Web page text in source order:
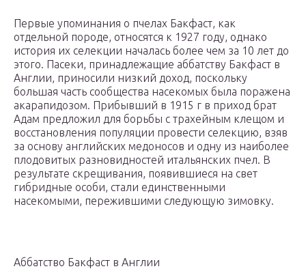
Первые упоминания о пчелах Бакфаст, как
отдельной породе, относятся к 1927 году, однако
история их селекции началась более чем за 10 лет до
этого. Пасеки, принадлежащие аббатству Бакфаст в
Англии, приносили низкий доход, поскольку
большая часть сообщества насекомых была поражена
акарапидозом. Прибывший в 1915 г в приход брат
Адам предложил для борьбы с трахейным клещом и
восстановления популяции провести селекцию, взяв
за основу английских медоносов и одну из наиболее
плодовитых разновидностей итальянских пчел. В
результате скрещивания, появившиеся на свет
гибридные особи, стали единственными
насекомыми, пережившими следующую зимовку.
Аббатство Бакфаст в Англии